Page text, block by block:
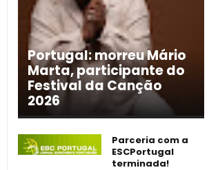
Portugal: morreu Mário
Marta, participante do
Festival da Canção
2026
Parceria com a
ESCPortugal
terminada!